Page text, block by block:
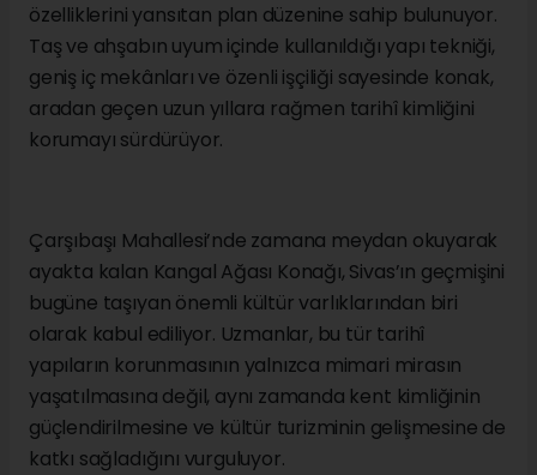
özelliklerini yansıtan plan düzenine sahip bulunuyor.
Taş ve ahşabın uyum içinde kullanıldığı yapı tekniği,
geniş iç mekânları ve özenli işçiliği sayesinde konak,
aradan geçen uzun yıllara rağmen tarihî kimliğini
korumayı sürdürüyor.
Çarşıbaşı Mahallesi’nde zamana meydan okuyarak
ayakta kalan Kangal Ağası Konağı, Sivas’ın geçmişini
bugüne taşıyan önemli kültür varlıklarından biri
olarak kabul ediliyor. Uzmanlar, bu tür tarihî
yapıların korunmasının yalnızca mimari mirasın
yaşatılmasına değil, aynı zamanda kent kimliğinin
güçlendirilmesine ve kültür turizminin gelişmesine de
katkı sağladığını vurguluyor.